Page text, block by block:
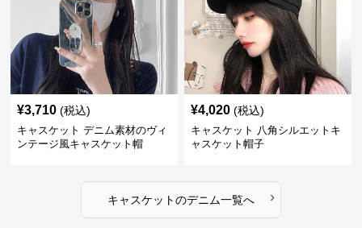
¥3,710 (税込)
キャスケット デニム素材のヴィ
ンテージ風キャスケット帽
¥4,020 (税込)
キャスケット 八角シルエットキ
ャスケット帽子
キャスケットのデニム一覧へ ›